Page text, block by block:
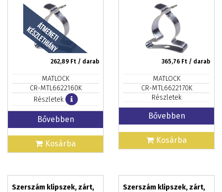
262,89 Ft / darab
MATLOCK
CR-MTL6622160K
Részletek
Bővebben
Kosárba
365,76 Ft / darab
MATLOCK
CR-MTL6622170K
Részletek
Bővebben
Kosárba
Szerszám klipszek, zárt,
Szerszám klipszek, zárt,